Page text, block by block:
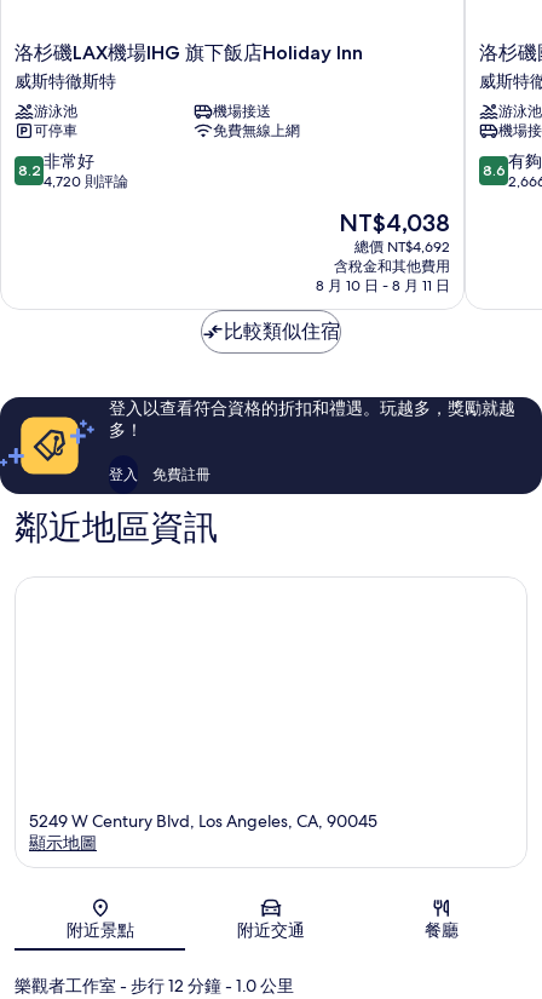
洛
杉
磯
LAX
機
場
IHG
Inn
徹
斯
洛杉磯LAX機場IHG 旗下飯店Holiday Inn
威斯特徹斯特
游泳池
機場接送
可停車
免費無線上網
8.2
分，
常
評
論
8.2 非常好
4,720 則評論
現
價
格
為
NT$4,038
NT$4,038
總價 NT$4,692
含稅金和其他費用
8 月 10 日 - 8 月 11 日
洛
杉
磯
國
際
機
場
使
店
威
洛杉磯
威斯特
游泳池
機場
8.6
分，
夠
評
論
8.6 有
比較類似住宿
登入以查看符合資格的折扣和禮遇。玩越多，獎勵就越
多！
登入 免費註冊
鄰近地區資訊
地圖
5249 W Century Blvd, Los Angeles, CA, 90045
顯示地圖
附近景點 附近交通 餐廳
樂觀者工作室 - 步行 12 分鐘- 1.0 公里